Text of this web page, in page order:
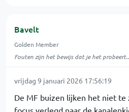
Bavelt
Golden Member
Fouten zijn het bewijs dat je het probeert..
vrijdag 9 januari 2026 17:56:19
De MF buizen lijken het niet te
focus verlegd naar de